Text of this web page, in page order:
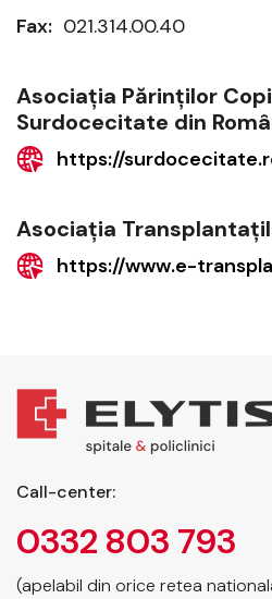
Fax: 021.314.00.40
Asociaţia Părinţilor
Surdocecitate din
https://
Asociaţia
https://www.e-
Call-center:
0332 803 793
(apelabil din orice retea